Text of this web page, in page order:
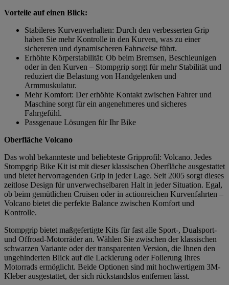
Vorteile auf einen Blick:
Stabileres Kurvenverhalten: Durch den verbesserten Grip
haben Sie mehr Kontrolle in den Kurven, was zu einer
sichereren und dynamischeren Fahrweise führt.
Erhöhte Körperstabilität: Ob beim Bremsen, Beschleunigen
oder in den Kurven – Stompgrip sorgt für mehr Stabilität und
reduziert die Belastung von Handgelenken und
Armmuskulatur.
Mehr Komfort: Der erhöhte Kontakt zwischen Fahrer und
Maschine sorgt für ein angenehmeres und sicheres
Fahrgefühl.
Passgenaue Lösungen für Ihr Bike
Oberfläche Volcano
Das wohl bekannteste und beliebteste Gripprofil: Volcano. Jedes
Stompgrip Bike Kit ist mit dieser klassischen Oberfläche ausgestattet
und bietet hervorragenden Grip in jeder Lage. Seit 2005 sorgt dieses
zeitlose Design für unverwechselbaren Halt in jeder Situation. Egal,
ob beim gemütlichen Cruisen oder in actionreichen Kurvenfahrten –
Volcano bietet die perfekte Balance zwischen Komfort und
Kontrolle.
Stompgrip bietet maßgefertigte Kits für fast alle Sport-, Dualsport-
und Offroad-Motorräder an. Wählen Sie zwischen der klassischen
schwarzen Variante oder der transparenten Version, die Ihnen den
ungehinderten Blick auf die Lackierung oder Folierung Ihres
Motorrads ermöglicht. Beide Optionen sind mit hochwertigem 3M-
Kleber ausgestattet, der sich rückstandslos entfernen lässt.